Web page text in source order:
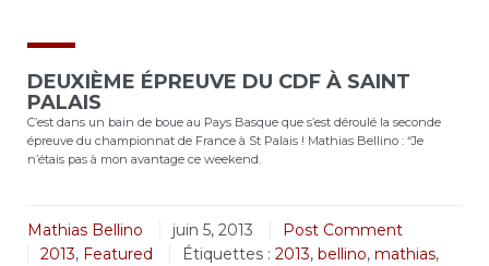
DEUXIÈME ÉPREUVE DU CDF À SAINT
PALAIS
C’est dans un bain de boue au Pays Basque que s’est déroulé la seconde
épreuve du championnat de France à St Palais ! Mathias Bellino : “Je
n’étais pas à mon avantage ce weekend.
Mathias Bellino juin 5, 2013
Post Comment
2013, Featured Étiquettes : 2013, bellino, mathias,